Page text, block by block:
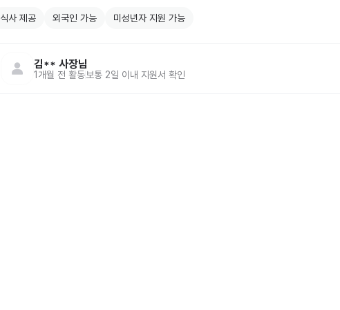
식사 제공 외국인 가능 미성년자 지원 가능
김** 사장님
1개월 전 활동 보통 2일 이내 지원서 확인